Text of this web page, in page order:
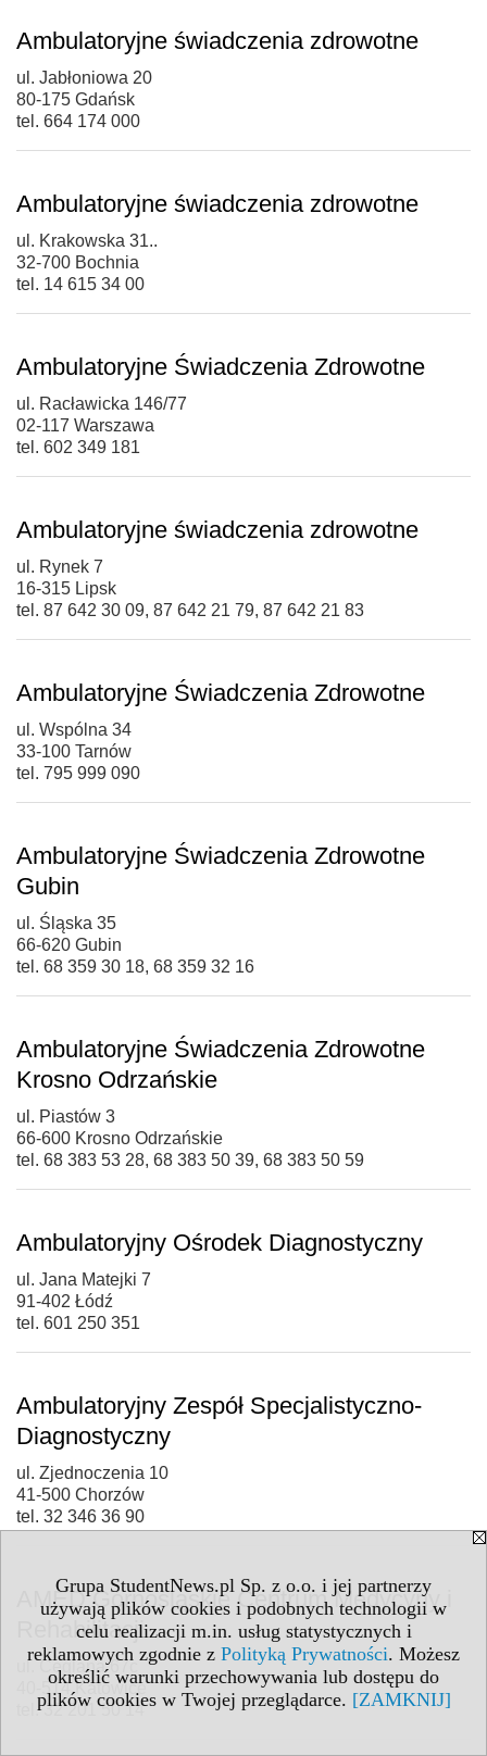
Grupa StudentNews.pl Sp. z o.o. i jej partnerzy
używają plików cookies i podobnych technologii w
celu realizacji m.in. usług statystycznych i
reklamowych zgodnie z Polityką Prywatności. Możesz
określić warunki przechowywania lub dostępu do
plików cookies w Twojej przeglądarce. [ZAMKNIJ]
Ambulatoryjne świadczenia zdrowotne
ul. Jabłoniowa 20
80-175 Gdańsk
tel. 664 174 000
Ambulatoryjne świadczenia zdrowotne
ul. Krakowska 31..
32-700 Bochnia
tel. 14 615 34 00
Ambulatoryjne Świadczenia Zdrowotne
ul. Racławicka 146/77
02-117 Warszawa
tel. 602 349 181
Ambulatoryjne świadczenia zdrowotne
ul. Rynek 7
16-315 Lipsk
tel. 87 642 30 09, 87 642 21 79, 87 642 21 83
Ambulatoryjne Świadczenia Zdrowotne
ul. Wspólna 34
33-100 Tarnów
tel. 795 999 090
Ambulatoryjne Świadczenia Zdrowotne
Gubin
ul. Śląska 35
66-620 Gubin
tel. 68 359 30 18, 68 359 32 16
Ambulatoryjne Świadczenia Zdrowotne
Krosno Odrzańskie
ul. Piastów 3
66-600 Krosno Odrzańskie
tel. 68 383 53 28, 68 383 50 39, 68 383 50 59
Ambulatoryjny Ośrodek Diagnostyczny
ul. Jana Matejki 7
91-402 Łódź
tel. 601 250 351
Ambulatoryjny Zespół Specjalistyczno-
Diagnostyczny
ul. Zjednoczenia 10
41-500 Chorzów
tel. 32 346 36 90
AMED Górnośląskie Centrum Medycyny i
Rehabilitacji
ul. Ceglana 67c
40-514 Katowice
tel. 32 201 50 14